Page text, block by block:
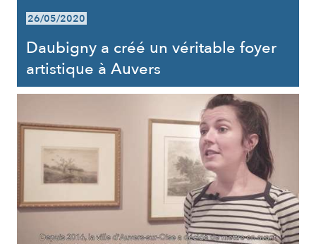
26/05/2020
Daubigny a créé un véritable foyer
artistique à Auvers